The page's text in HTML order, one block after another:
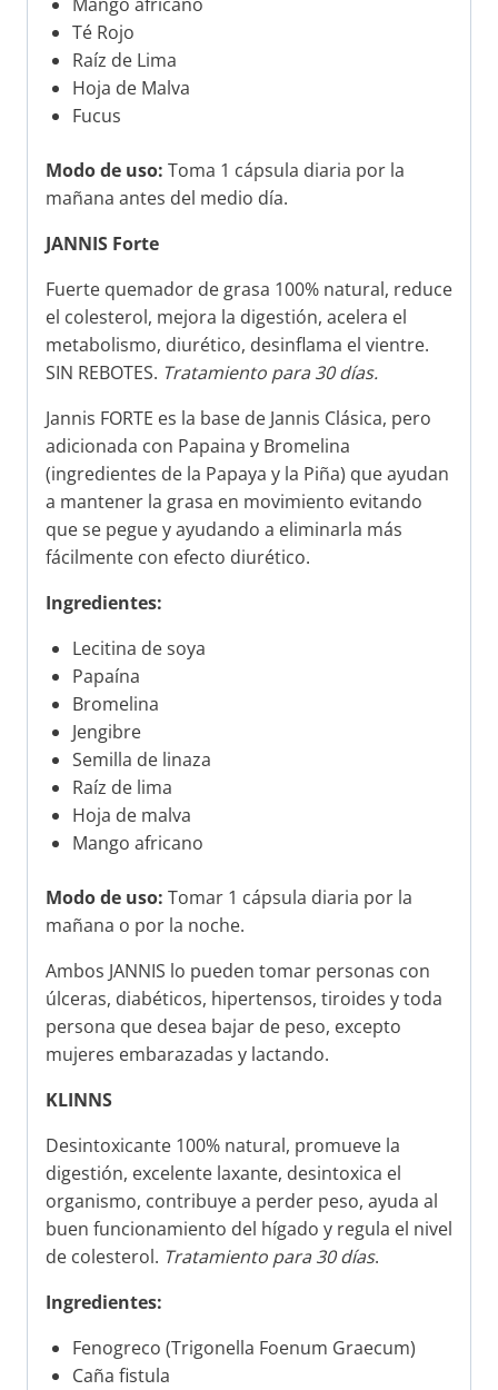
Té Rojo
Raíz de Lima
Hoja de Malva
Fucus
Modo de uso: Toma 1 cápsula diaria por la
mañana antes del medio día.
JANNIS Forte
Fuerte quemador de grasa 100% natural, reduce
el colesterol, mejora la digestión, acelera el
metabolismo, diurético, desinflama el vientre.
SIN REBOTES. Tratamiento para 30 días.
Jannis FORTE es la base de Jannis Clásica, pero
adicionada con Papaina y Bromelina
(ingredientes de la Papaya y la Piña) que ayudan
a mantener la grasa en movimiento evitando
que se pegue y ayudando a eliminarla más
fácilmente con efecto diurético.
Ingredientes:
Lecitina de soya
Papaína
Bromelina
Jengibre
Semilla de linaza
Raíz de lima
Hoja de malva
Mango africano
Modo de uso: Tomar 1 cápsula diaria por la
mañana o por la noche.
Ambos JANNIS lo pueden tomar personas con
úlceras, diabéticos, hipertensos, tiroides y toda
persona que desea bajar de peso, excepto
mujeres embarazadas y lactando.
KLINNS
Desintoxicante 100% natural, promueve la
digestión, excelente laxante, desintoxica el
organismo, contribuye a perder peso, ayuda al
buen funcionamiento del hígado y regula el nivel
de colesterol. Tratamiento para 30 días.
Ingredientes:
Fenogreco (Trigonella Foenum Graecum)
Caña fistula